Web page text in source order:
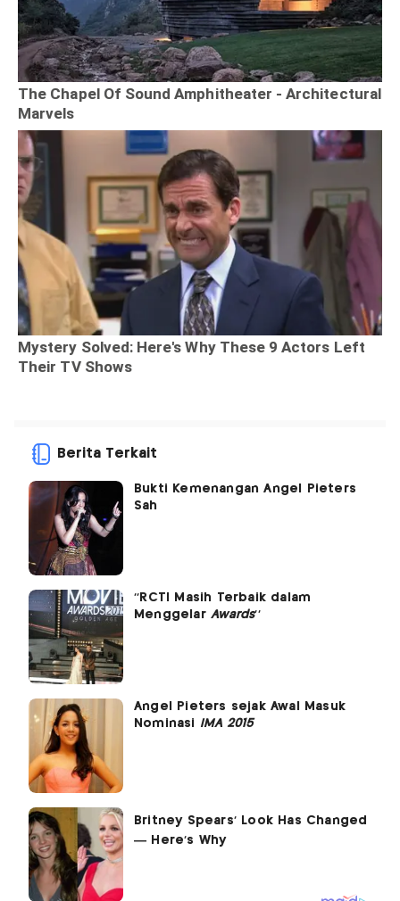
Berita Terkait
Bukti Kemenangan Angel Pieters
Sah
''RCTI Masih Terbaik dalam
Menggelar Awards''
Angel Pieters sejak Awal Masuk
Nominasi IMA 2015